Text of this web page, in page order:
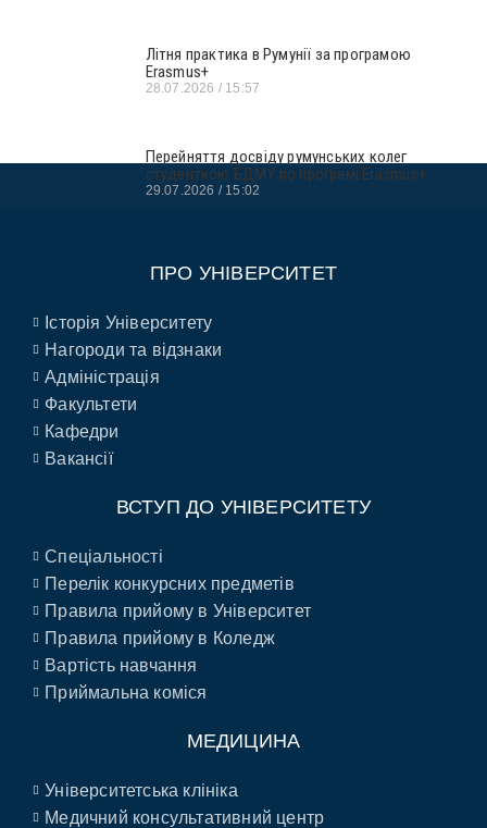
Літня практика в Румунії за програмою
Erasmus+
28.07.2026 15:57
Перейняття досвіду румунських колег
студенткою БДМУ по програмі Erasmus+
29.07.2026 15:02
ПРО УНІВЕРСИТЕТ
Історія Університету
Нагороди та відзнаки
Адміністрація
Факультети
Кафедри
Вакансії
ВСТУП ДО УНІВЕРСИТЕТУ
Спеціальності
Перелік конкурсних предметів
Правила прийому в Університет
Правила прийому в Коледж
Вартість навчання
Приймальна коміся
МЕДИЦИНА
Університетська клініка
Медичний консультативний центр